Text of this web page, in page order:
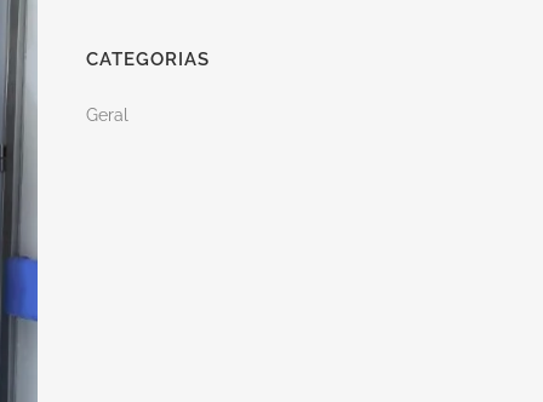
CATEGORIAS
Geral